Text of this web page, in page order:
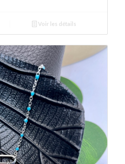
Voir les détails